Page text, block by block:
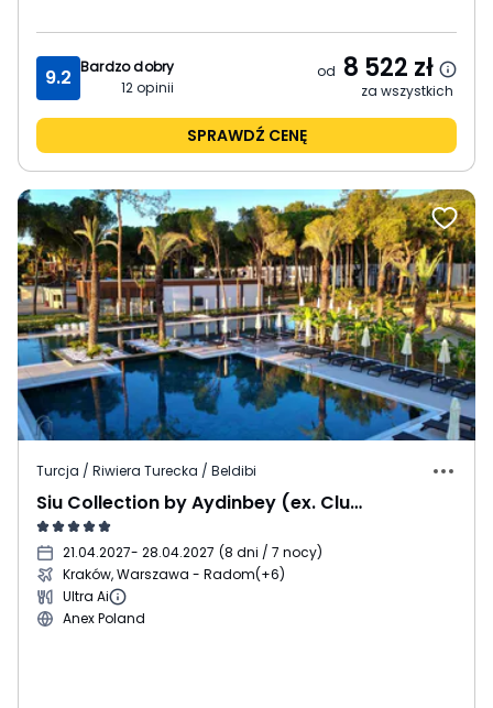
9.2 Bardzo dobry
12opinii
od 8 522 zł
za wszystkich
SPRAWDŹ CENĘ
Turcja / Riwiera Turecka / Beldibi
Siu Collection by Aydinbey (ex. Club Zigana)
21.04.2027- 28.04.2027 (8 dni / 7 nocy)
Kraków, Warszawa - Radom(+6)
Ultra Ai
Anex Poland